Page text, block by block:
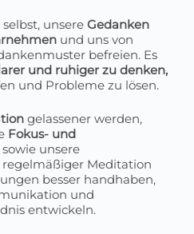
unsere Gedanken
und uns von
befreien. Es
und ruhiger zu denken,
und Probleme zu lösen.
gelassener werden,
Fokus- und
sowie unsere
Meditation
besser handhaben,
und
entwickeln.